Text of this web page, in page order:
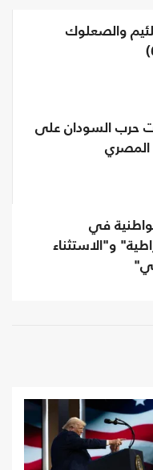
والصعلوك
حرب السودان على
المصري
في
و"الاستثناء